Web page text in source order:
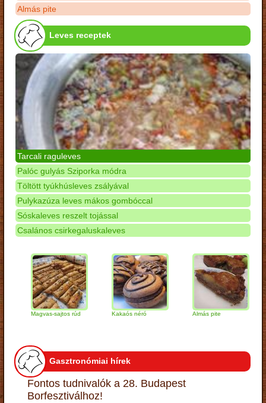
Almás pite
Leves receptek
Tarcali raguleves
Palóc gulyás Sziporka módra
Töltött tyúkhúsleves zsályával
Pulykazúza leves mákos gombóccal
Sóskaleves reszelt tojással
Csalános csirkegaluskaleves
Magvas-sajtos rúd Kakaós néró Almás pite
Gasztronómiai hírek
Fontos tudnivalók a 28. Budapest
Borfesztiválhoz!